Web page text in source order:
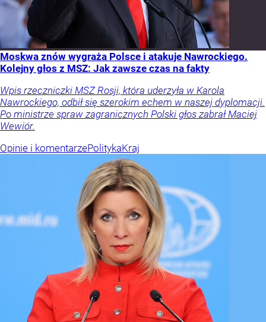
Moskwa znów wygraża Polsce i atakuje Nawrockiego.
Kolejny głos z MSZ: Jak zawsze czas na fakty
Wpis rzeczniczki MSZ Rosji, która uderzyła w Karola
Nawrockiego, odbił się szerokim echem w naszej dyplomacji.
Po ministrze spraw zagranicznych Polski głos zabrał Maciej
Wewiór.
Opinie i komentarzePolitykaKraj